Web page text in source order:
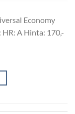
Economy
A Hinta: 170,-